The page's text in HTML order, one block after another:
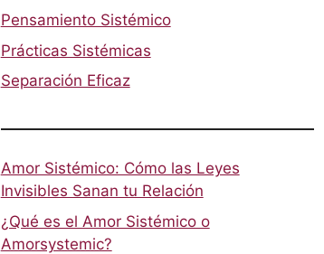
Pensamiento Sistémico
Prácticas Sistémicas
Separación Eficaz
Amor Sistémico: Cómo las Leyes
Invisibles Sanan tu Relación
¿Qué es el Amor Sistémico o
Amorsystemic?